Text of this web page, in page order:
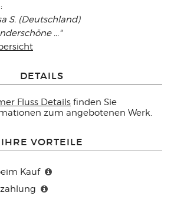
S. (Deutschland)
..."
DETAILS
Fluss Details finden Sie
zum angebotenen Werk.
IHRE VORTEILE
Kauf